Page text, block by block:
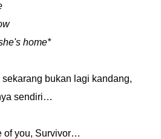
home*
bukan lagi kandang,
sendiri…
of you, Survivor…